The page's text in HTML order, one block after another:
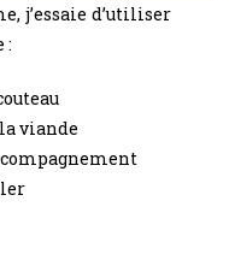
j’essaie d’utiliser
:
viande